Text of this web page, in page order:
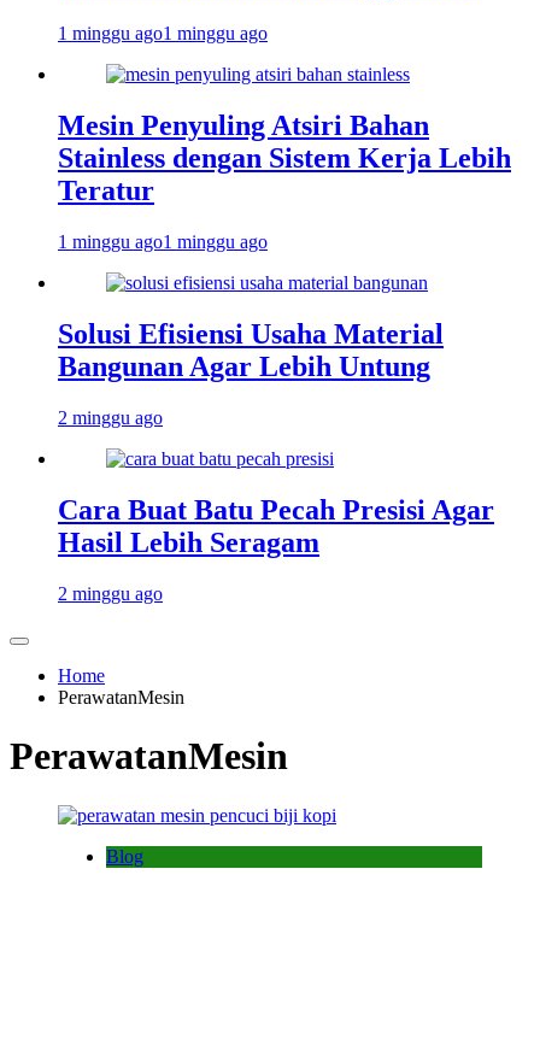
1 minggu ago1 minggu ago
Mesin Penyuling Atsiri Bahan
Stainless dengan Sistem Kerja Lebih
Teratur
1 minggu ago1 minggu ago
Solusi Efisiensi Usaha Material
Bangunan Agar Lebih Untung
2 minggu ago
Cara Buat Batu Pecah Presisi Agar
Hasil Lebih Seragam
2 minggu ago
Home
PerawatanMesin
PerawatanMesin
Blog